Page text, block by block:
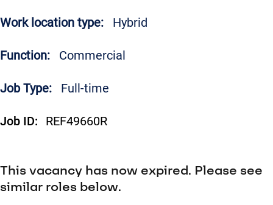
Function: Commercial
Work location type: Hybrid
Job Type: Full-time
Job ID: REF49660R
This vacancy has now expired. Please see
similar roles below.